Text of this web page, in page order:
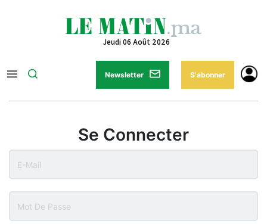
Jeudi 06 Août 2026
Newsletter S'abonner
Se Connecter